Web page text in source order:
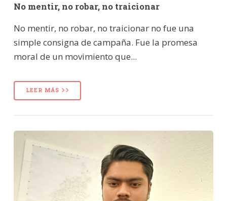
No mentir, no robar, no traicionar
No mentir, no robar, no traicionar no fue una
simple consigna de campaña. Fue la promesa
moral de un movimiento que...
LEER MÁS